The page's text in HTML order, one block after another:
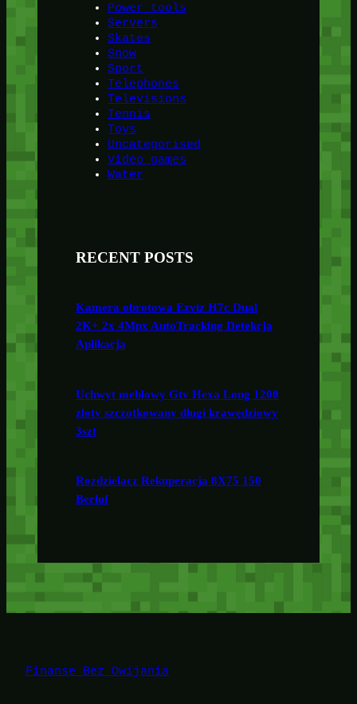
Power tools
Servers
Skates
Snow
Sport
Telephones
Televisions
Tennis
Toys
Uncategorised
Video games
Water
RECENT POSTS
Kamera obrotowa Ezviz H7c Dual
2K+ 2x 4Mpx AutoTracking Detekcja
Aplikacja
Uchwyt meblowy Gtv Hexa Long 1200
złoty szczotkowany długi krawędziowy
3szt
Rozdzielacz Rekuperacja 8X75 150
Berluf
Finanse Bez Owijania